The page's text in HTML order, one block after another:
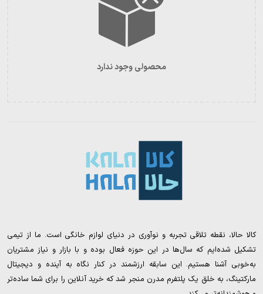
محصولی وجود ندارد
کالا حالا، نقطه تلاقی تجربه و نوآوری در دنیای لوازم خانگی است. ما از تیمی
تشکیل شده‌ایم که سال‌ها در این حوزه فعال بوده و با بازار و نیاز مشتریان
به‌خوبی آشنا هستیم. این سابقه ارزشمند در کنار نگاه به آینده و دیجیتال
مارکتینگ، به خلق یک پلتفرم مدرن منجر شد که خرید آنلاین را برای شما ساده‌تر